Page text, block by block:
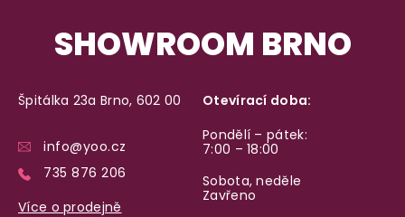
SHOWROOM BRNO
Špitálka 23a Brno, 602 00
info@yoo.cz
735 876 206
Více o prodejně
Otevírací doba:
Pondělí – pátek:
7:00 – 18:00
Sobota, neděle
Zavřeno